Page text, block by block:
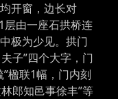
开窗，边长对
层由一座石拱桥连
极为少见。拱门
子”四个大字，门
楹联1幅，门内刻
郎知邑事徐丰”等